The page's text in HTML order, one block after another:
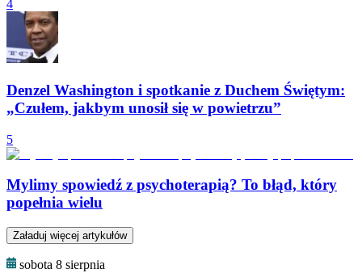
4
Denzel Washington i spotkanie z Duchem Świętym:
„Czułem, jakbym unosił się w powietrzu”
5
Mylimy spowiedź z psychoterapią? To błąd, który
popełnia wielu
Załaduj więcej artykułów
sobota 8 sierpnia